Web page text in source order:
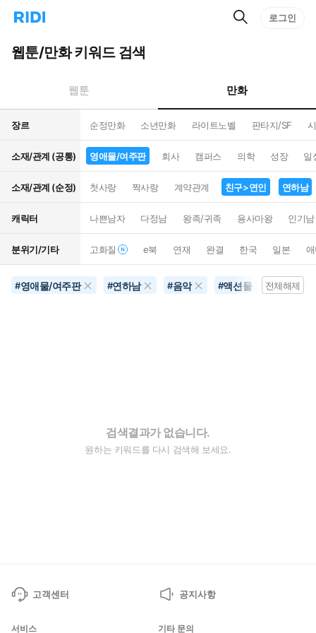
리
홈
으
턴
트
검
로그인
웹툰/만화 키워드 검색
웹툰 만화
장르 순정만화 소년만화 라이트노벨 판타지/SF
소재/관계 (공통) 영애물/여주판 회사 캠퍼스 의학 성장 일
소재/관계 (순정) 첫사랑 짝사랑 계약관계 친구>연인 연하남
캐릭터 나쁜남자 다정남 왕족/귀족 용사마왕 인기남
분위기/기타 고화질 e북 연재 완결 한국 일본
#영애물/여주판 #연하남 #음악 #액션물 #30권
전체해제
검색결과가 없습니다.
원하는 키워드를 다시 검색해 보세요.
고객센터 공지사항
서비스 기타 문의